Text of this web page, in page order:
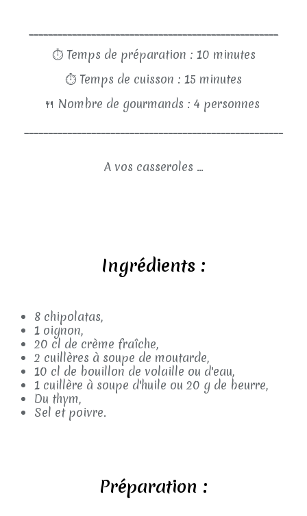
⏱ Temps de préparation : 10 minutes
⏱ Temps de cuisson : 15 minutes
🍴 Nombre de gourmands : 4 personnes
A vos casseroles ...
Ingrédients :
8 chipolatas,
1 oignon,
20 cl de crème fraîche,
2 cuillères à soupe de moutarde,
10 cl de bouillon de volaille ou d'eau,
1 cuillère à soupe d'huile ou 20 g de beurre,
Du thym,
Sel et poivre.
Préparation :